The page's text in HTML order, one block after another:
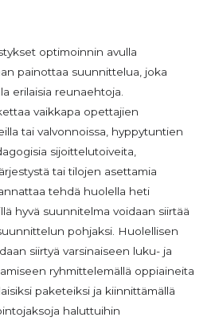
optimoinnin avulla
painottaa suunnittelua, joka
erilaisia reunaehtoja.
vaikkapa opettajien
tai valvonnoissa, hyppytuntien
sijoittelutoiveita,
tai tilojen asettamia
tehdä huolella heti
hyvä suunnitelma voidaan siirtää
pohjaksi. Huolellisen
siirtyä varsinaiseen luku- ja
ryhmittelemällä oppiaineita
paketeiksi ja kiinnittämällä
haluttuihin